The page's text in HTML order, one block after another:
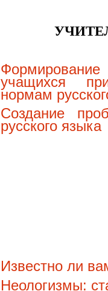
учащихся
нормам
Создание
русского языка
Известно ли
Неологизмы: